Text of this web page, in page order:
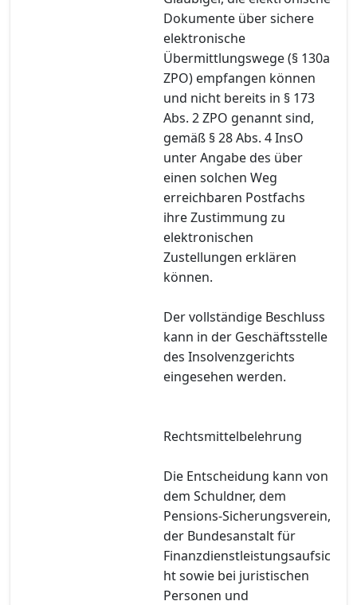
Dokumente über sichere
elektronische
Übermittlungswege (§ 130a
ZPO) empfangen können
und nicht bereits in § 173
Abs. 2 ZPO genannt sind,
gemäß § 28 Abs. 4 InsO
unter Angabe des über
einen solchen Weg
erreichbaren Postfachs
ihre Zustimmung zu
elektronischen
Zustellungen erklären
können.
Der vollständige Beschluss
kann in der Geschäftsstelle
des Insolvenzgerichts
eingesehen werden.
Rechtsmittelbelehrung
Die Entscheidung kann von
dem Schuldner, dem
Pensions-Sicherungsverein,
der Bundesanstalt für
Finanzdienstleistungsaufsic
ht sowie bei juristischen
Personen und